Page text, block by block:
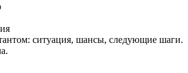
ситуация, шансы, следующие шаги.